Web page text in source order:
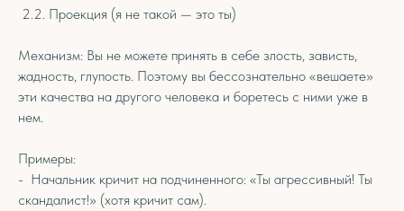
2.2. Проекция (я не такой — это ты)
Механизм: Вы не можете принять в себе злость, зависть,
жадность, глупость. Поэтому вы бессознательно «вешаете»
эти качества на другого человека и боретесь с ними уже в
нем.
Примеры:
- Начальник кричит на подчиненного: «Ты агрессивный! Ты
скандалист!» (хотя кричит сам).